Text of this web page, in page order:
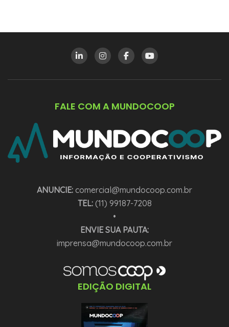
FALE COM A MUNDOCOOP
ANUNCIE: comercial@mundocoop.com.br
TEL:(11) 99187-7208
•
ENVIE SUA PAUTA:
imprensa@mundocoop.com.br
EDIÇÃO DIGITAL